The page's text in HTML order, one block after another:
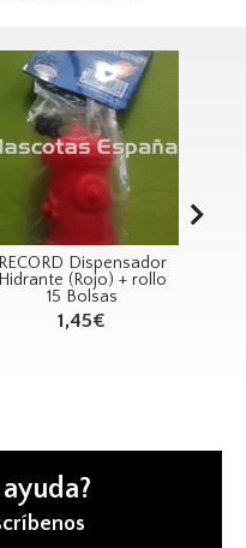
RECORD Juguete
MORSI
Chupete+Cuerda